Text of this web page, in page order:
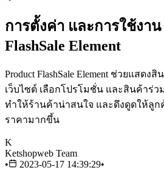
การตั้งค่า และการใช้งาน
FlashSale Element
Product FlashSale Element ช่วยแสด
เว็บไซต์ เลือกโปรโมชั่น และสินค้าร่ว
ทำให้ร้านค้าน่าสนใจ และดึงดูดให้ลู
ราคามากขึ้น
K
Ketshopweb Team
•
2023-05-17 14:39:29•